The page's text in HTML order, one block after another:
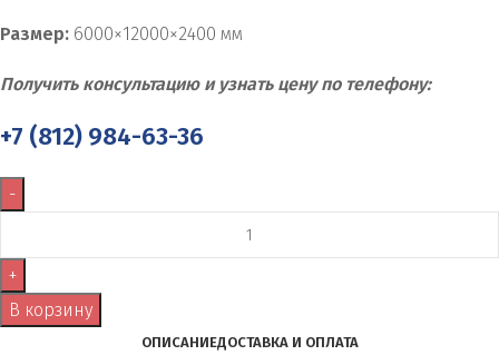
Размер: 6000×12000×2400 мм
Получить консультацию и узнать цену по телефону:
+7 (812) 984-63-36
В корзину
ОПИСАНИЕДОСТАВКА И ОПЛАТА